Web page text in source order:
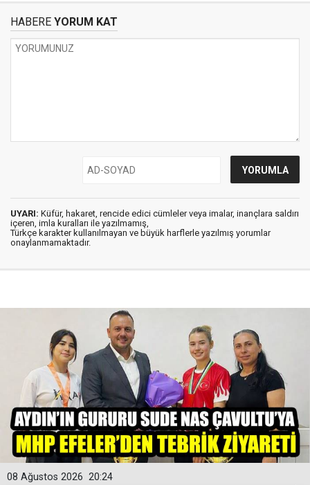
HABERE YORUM KAT
UYARI: Küfür, hakaret, rencide edici cümleler veya imalar, inançlara saldırı
içeren, imla kuralları ile yazılmamış,
Türkçe karakter kullanılmayan ve büyük harflerle yazılmış yorumlar
onaylanmamaktadır.
20:24
08 Ağustos 2026